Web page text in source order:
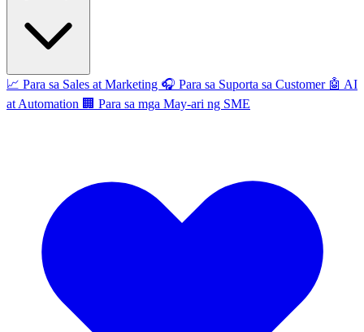
📈 Para sa Sales at Marketing 🎧 Para sa Suporta sa Customer 🤖 AI
at Automation 🏢 Para sa mga May-ari ng SME